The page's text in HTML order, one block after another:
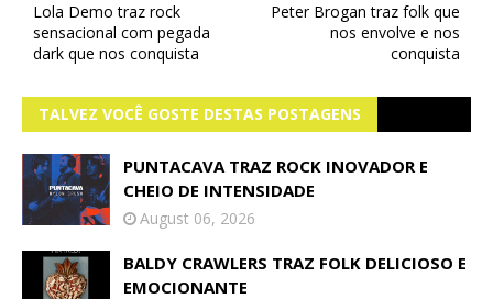
Peter Brogan traz folk que
nos envolve e nos
conquista
Lola Demo traz rock
sensacional com pegada
dark que nos conquista
TALVEZ VOCÊ GOSTE DESTAS POSTAGENS
PUNTACAVA TRAZ ROCK INOVADOR E
CHEIO DE INTENSIDADE
August 06, 2026
BALDY CRAWLERS TRAZ FOLK DELICIOSO E
EMOCIONANTE